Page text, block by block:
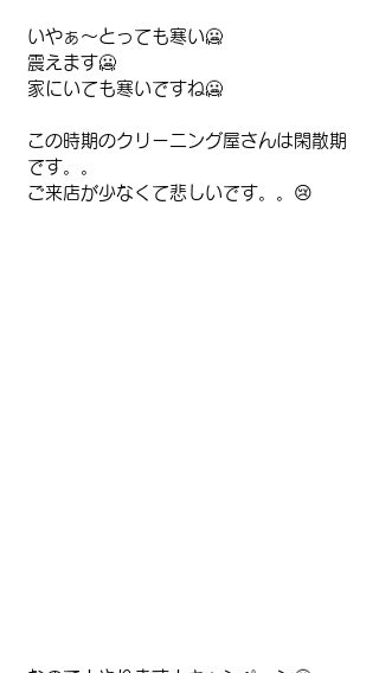
いやぁ〜とっても寒い🥶
震えます🥶
家にいても寒いですね🥶
この時期のクリーニング屋さんは閑散期
です。。
ご来店が少なくて悲しいです。。😢